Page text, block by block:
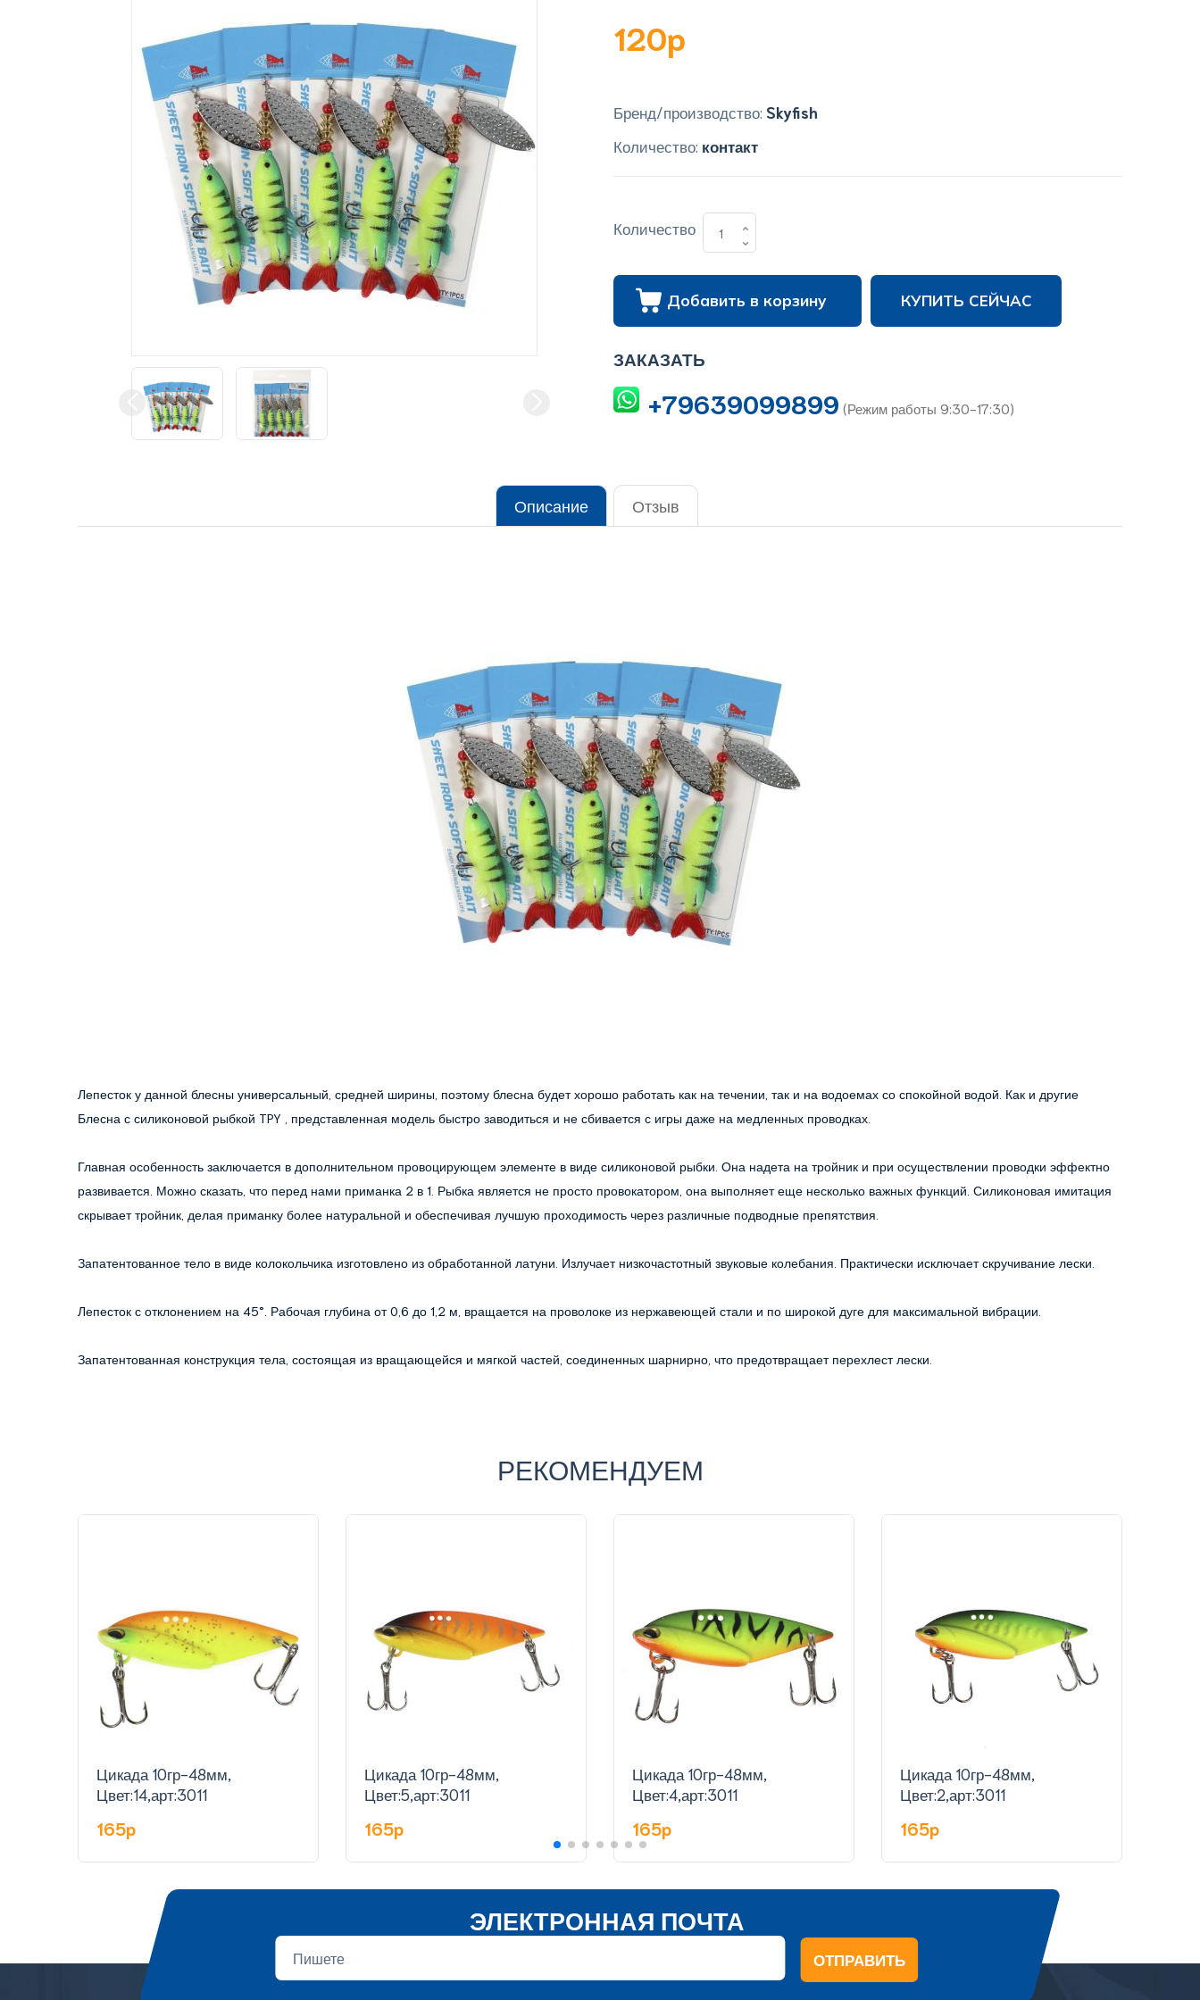
120p
Бренд/производство: Skyfish
Количество: контакт
Количество
Добавить в корзину КУПИТЬ СЕЙЧАС
ЗАКАЗАТЬ
+79639099899 (Режим работы 9:30-17:30)
Описание Отзыв
Лепесток у данной блесны универсальный, средней ширины, поэтому блесна будет хорошо работать как на течении, так и на водоемах со спокойной водой. Как и другие
Блесна с силиконовой рыбкой TPY , представленная модель быстро заводиться и не сбивается с игры даже на медленных проводках.
Главная особенность заключается в дополнительном провоцирующем элементе в виде силиконовой рыбки. Она надета на тройник и при осуществлении проводки эффектно
развивается. Можно сказать, что перед нами приманка 2 в 1. Рыбка является не просто провокатором, она выполняет еще несколько важных функций. Силиконовая имитация
скрывает тройник, делая приманку более натуральной и обеспечивая лучшую проходимость через различные подводные препятствия.
Запатентованное тело в виде колокольчика изготовлено из обработанной латуни. Излучает низкочастотный звуковые колебания. Практически исключает скручивание лески.
Лепесток с отклонением на 45°. Рабочая глубина от 0,6 до 1,2 м, вращается на проволоке из нержавеющей стали и по широкой дуге для максимальной вибрации.
Запатентованная конструкция тела, состоящая из вращающейся и мягкой частей, соединенных шарнирно, что предотвращает перехлест лески.
РЕКОМЕНДУЕМ
Цикада 10гр-48мм,
Цвет:14,арт:3011
165p
Цикада 10гр-48мм,
Цвет:5,арт:3011
165p
Цикада 10гр-48мм,
Цвет:4,арт:3011
165p
Цикада 10гр-48мм,
Цвет:2,арт:3011
165p
ЭЛЕКТРОННАЯ ПОЧТА
ОТПРАВИТЬ